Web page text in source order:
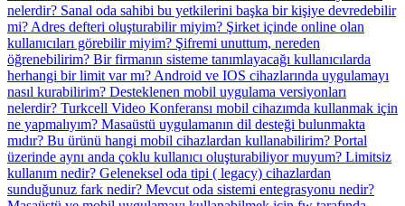
nelerdir? Sanal oda sahibi bu yetkilerini başka bir kişiye devredebilir
mi? Adres defteri oluşturabilir miyim? Şirket içinde online olan
kullanıcıları görebilir miyim? Şifremi unuttum, nereden
öğrenebilirim? Bir firmanın sisteme tanımlayacağı kullanıcılarda
herhangi bir limit var mı? Android ve IOS cihazlarında uygulamayı
nasıl kurabilirim? Desteklenen mobil uygulama versiyonları
nelerdir? Turkcell Video Konferansı mobil cihazımda kullanmak için
ne yapmalıyım? Masaüstü uygulamanın dil desteği bulunmakta
mıdır? Bu ürünü hangi mobil cihazlardan kullanabilirim? Portal
üzerinde aynı anda çoklu kullanıcı oluşturabiliyor muyum? Limitsiz
kullanım nedir? Geleneksel oda tipi ( legacy) cihazlardan
sunduğunuz fark nedir? Mevcut oda sistemi entegrasyonu nedir?